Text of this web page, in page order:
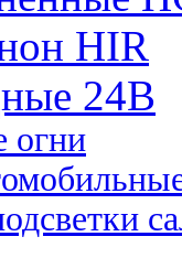
HIR
24B
огни